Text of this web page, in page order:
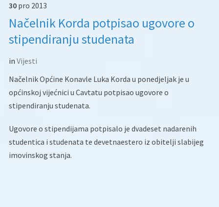
30 pro 2013
Načelnik Korda potpisao ugovore o
stipendiranju studenata
in Vijesti
Načelnik Općine Konavle Luka Korda u ponedjeljak je u
općinskoj vijećnici u Cavtatu potpisao ugovore o
stipendiranju studenata.
Ugovore o stipendijama potpisalo je dvadeset nadarenih
studentica i studenata te devetnaestero iz obitelji slabijeg
imovinskog stanja.